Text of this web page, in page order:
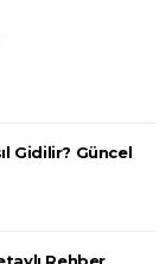
Gidilir? Güncel
Rehber